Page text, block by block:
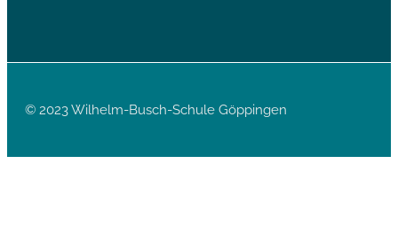
© 2023 Wilhelm-Busch-Schule Göppingen